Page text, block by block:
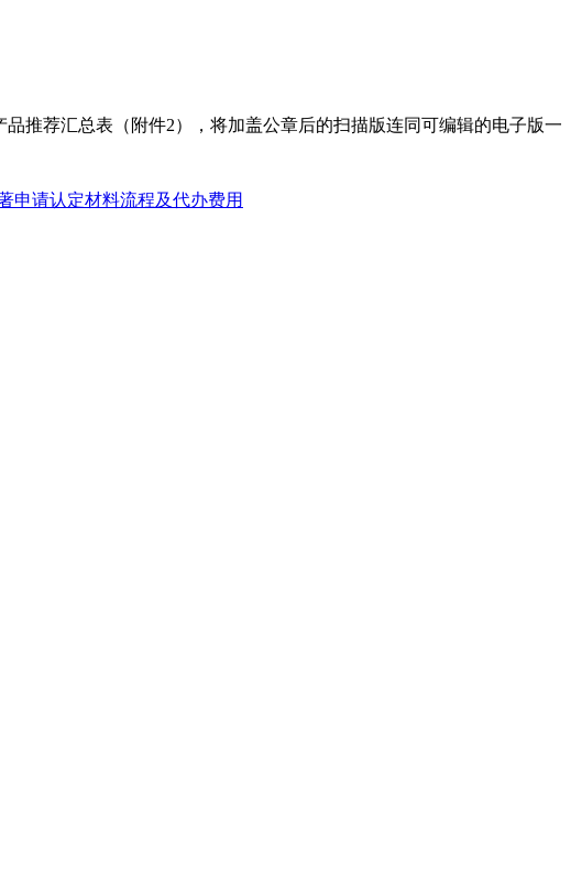
品推荐汇总表（附件2），将加盖公章后的扫描版连同可编辑的电子版一
申请认定材料流程及代办费用